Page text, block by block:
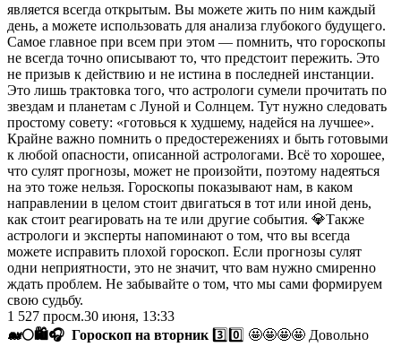
является всегда открытым. Вы можете жить по ним каждый
день, а можете использовать для анализа глубокого будущего.
Самое главное при всем при этом — помнить, что гороскопы
не всегда точно описывают то, что предстоит пережить. Это
не призыв к действию и не истина в последней инстанции.
Это лишь трактовка того, что астрологи сумели прочитать по
звездам и планетам с Луной и Солнцем. Тут нужно следовать
простому совету: «готовься к худшему, надейся на лучшее».
Крайне важно помнить о предостережениях и быть готовыми
к любой опасности, описанной астрологами. Всё то хорошее,
что сулят прогнозы, может не произойти, поэтому надеяться
на это тоже нельзя. Гороскопы показывают нам, в каком
направлении в целом стоит двигаться в тот или иной день,
как стоит реагировать на те или другие события. 💎Также
астрологи и эксперты напоминают о том, что вы всегда
можете исправить плохой гороскоп. Если прогнозы сулят
одни неприятности, это не значит, что вам нужно смиренно
ждать проблем. Не забывайте о том, что мы сами формируем
свою судьбу.
1 527 просм.30 июня, 13:33
🐋🌕🛍🎧 Гороскоп на вторник 3️⃣0️⃣ 🤩🤩🤩🤩 Довольно